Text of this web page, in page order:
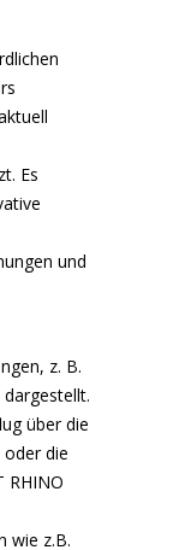
Es
und
z. B.
über die
die
RHINO
wie z.B.